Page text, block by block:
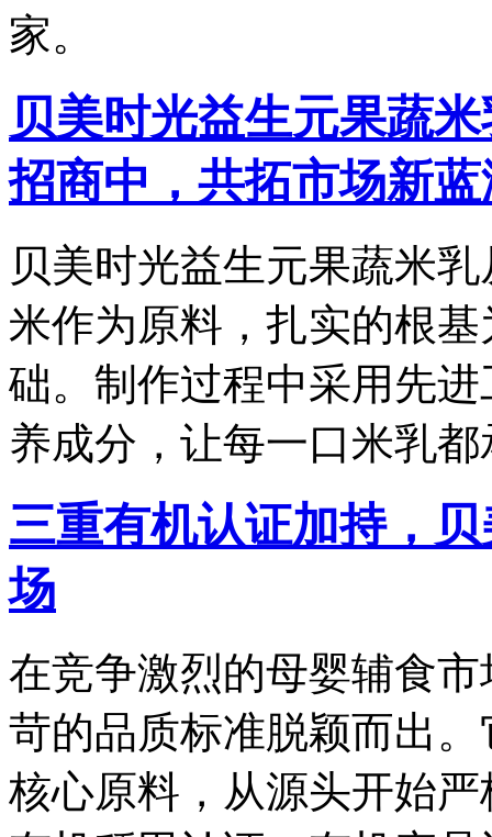
家。
贝美时光益生元果蔬
招商中，共拓市场新蓝
贝美时光益生元果蔬米
米作为原料，扎实的根
础。制作过程中采用先
养成分，让每一口米乳
三重有机认证加持，
场
在竞争激烈的母婴辅食
苛的品质标准脱颖而出
核心原料，从源头开始